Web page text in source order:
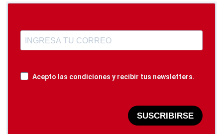
Acepto las condiciones y recibir tus newsletters.
SUSCRIBIRSE